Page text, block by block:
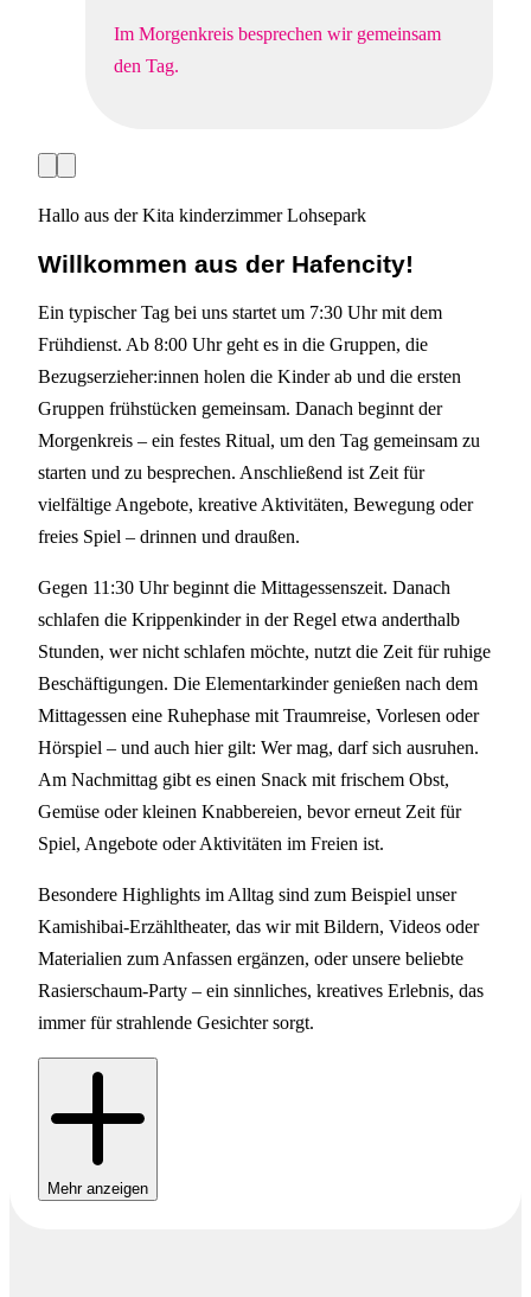
Im Morgenkreis besprechen wir gemeinsam
den Tag.
o
h
r
i
e
S
l
d
ä
h
t
e
d
Hallo aus der Kita kinderzimmer Lohsepark
Willkommen aus der Hafencity!
Ein typischer Tag bei uns startet um 7:30 Uhr mit dem
Frühdienst. Ab 8:00 Uhr geht es in die Gruppen, die
Bezugserzieher:innen holen die Kinder ab und die ersten
Gruppen frühstücken gemeinsam. Danach beginnt der
Morgenkreis – ein festes Ritual, um den Tag gemeinsam zu
starten und zu besprechen. Anschließend ist Zeit für
vielfältige Angebote, kreative Aktivitäten, Bewegung oder
freies Spiel – drinnen und draußen.
Gegen 11:30 Uhr beginnt die Mittagessenszeit. Danach
schlafen die Krippenkinder in der Regel etwa anderthalb
Stunden, wer nicht schlafen möchte, nutzt die Zeit für ruhige
Beschäftigungen. Die Elementarkinder genießen nach dem
Mittagessen eine Ruhephase mit Traumreise, Vorlesen oder
Hörspiel – und auch hier gilt: Wer mag, darf sich ausruhen.
Am Nachmittag gibt es einen Snack mit frischem Obst,
Gemüse oder kleinen Knabbereien, bevor erneut Zeit für
Spiel, Angebote oder Aktivitäten im Freien ist.
Besondere Highlights im Alltag sind zum Beispiel unser
Kamishibai-Erzähltheater, das wir mit Bildern, Videos oder
Materialien zum Anfassen ergänzen, oder unsere beliebte
Rasierschaum-Party – ein sinnliches, kreatives Erlebnis, das
immer für strahlende Gesichter sorgt.
Mehr anzeigen